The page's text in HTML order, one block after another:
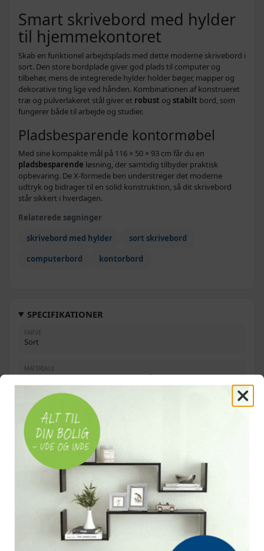
Smart skrivebord med hylder
til hjemmekontoret
Skab en funktionel arbejdsplads med dette moderne skrivebord i
sort. Den store bordplade giver god plads til computer og
tilbehør, mens de integrerede hylder holder bøger, mapper og
dekorative ting lige ved hånden. Kombinationen af konstrueret
træ og pulverlakeret stål giver et robust og stabilt bord, som
fungerer både til arbejde og studier.
Pladsbesparende kontormøbel
Med sine kompakte mål på 116 × 50 × 93 cm får du en
pladsbesparende løsning, der samtidig tilbyder praktisk
opbevaring. De X-formede ben understreger det moderne
udtryk og bidrager til en solid konstruktion, så dit skrivebord
står sikkert i hverdagen.
Relaterede søgninger
skrivebord med hylder
sort skrivebord
computerbord
kontorbord
SPECIFIKATIONER
FARVE
Sort
MATERIALE
Konstrueret træ og pulverlakeret stål
MÅL
116 × 50 × 93 cm (L × B × H)
MED INTEGRERET REOL/HYLDER
Understel
X-formede ben
OFTE STILLEDE SPØRGSMÅL
Hvilke materialer er skrivebordet lavet af?